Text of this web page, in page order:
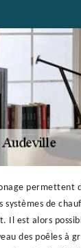
permettent
systèmes de
Il est alors
des poêles à